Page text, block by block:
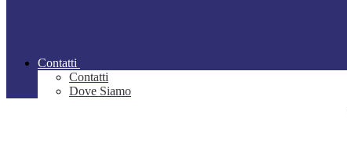
Contatti
Contatti
Dove Siamo